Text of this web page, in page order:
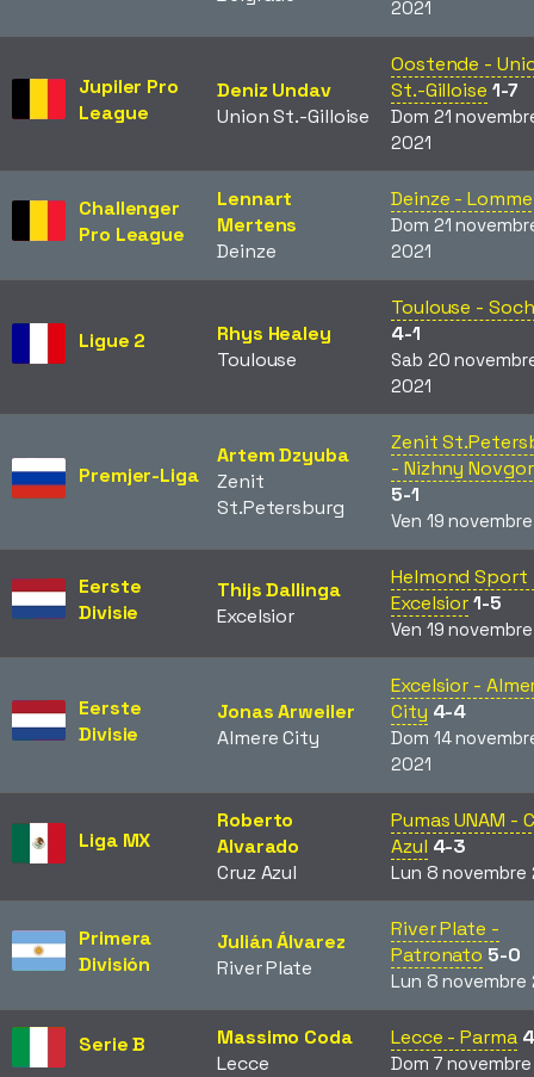
2021
Jupiler Pro
League
Deniz Undav
Union St.-Gilloise
Oostende -
St.-Gilloise 1-7
Dom 21
2021
Challenger
Pro League
Lennart
Mertens
Deinze
Deinze -
Dom 21
2021
Ligue 2
Rhys Healey
Toulouse
Toulouse -
4-1
Sab 20
2021
Premjer-Liga
Artem Dzyuba
Zenit
St.Petersburg
Zenit
- Nizhny
5-1
Ven 19
Eerste
Divisie
Thijs Dallinga
Excelsior
Helmond Sport
Excelsior1-5
Ven 19
Eerste
Divisie
Jonas Arweiler
Almere City
Excelsior -
City 4-4
Dom 14
2021
Liga MX
Roberto
Alvarado
Cruz Azul
Pumas UNAM -
Azul 4-3
Lun 8 novembre
Primera
División
Julián Álvarez
River Plate
River Plate -
Patronato 5-0
Lun 8 novembre
Serie B
Massimo Coda
Lecce
Lecce - Parma
Dom 7